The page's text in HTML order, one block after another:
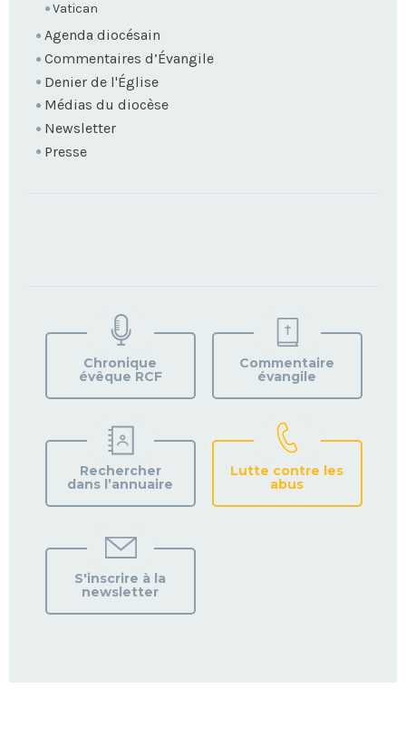
Vatican
Agenda diocésain
Commentaires d’Évangile
Denier de l'Église
Médias du diocèse
Newsletter
Presse
VOTRE
PAROISSE
Chronique
évêque RCF
Commentaire
évangile
Rechercher
dans l’annuaire
Lutte contre les
abus
S'inscrire à la
newsletter